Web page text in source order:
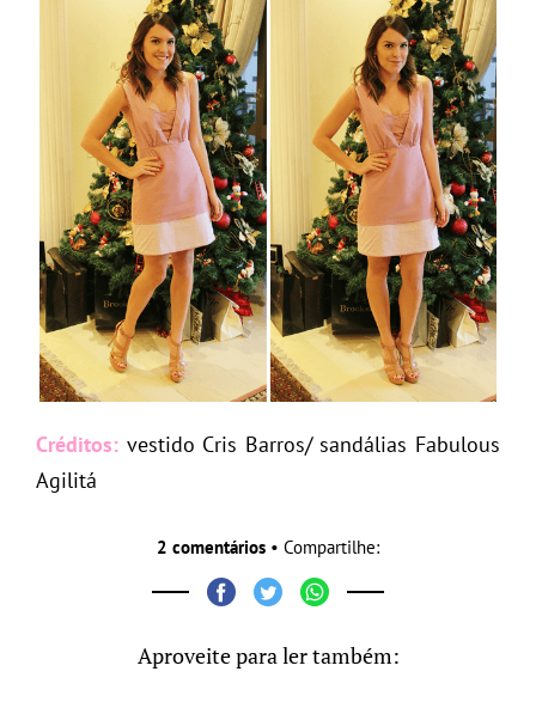
Créditos: vestido Cris Barros/ sandálias Fabulous
Agilitá
2 comentários • Compartilhe:
Aproveite para ler também: